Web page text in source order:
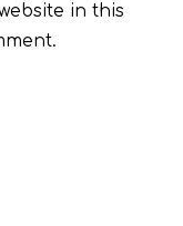
in this